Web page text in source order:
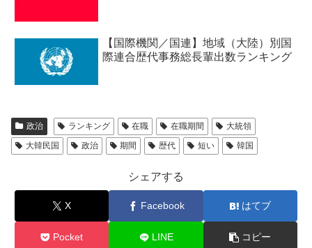
【国際機関／国連】地域（大陸）別国
際連合歴代事務総長輩出数ランキング
政治 ランキング 在職 在職期間
大統領
大韓民国
政治 期間 歴代 短い 韓国
シェアする
X Facebook はてブ
Pocket LINE コピー